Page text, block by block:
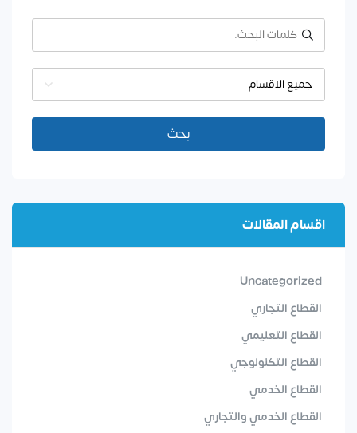
جميع الاقسام
بحث
اقسام المقالات
Uncategorized
القطاع التجاري
القطاع التعليمي
القطاع التكنولوجي
القطاع الخدمي
القطاع الخدمي والتجاري